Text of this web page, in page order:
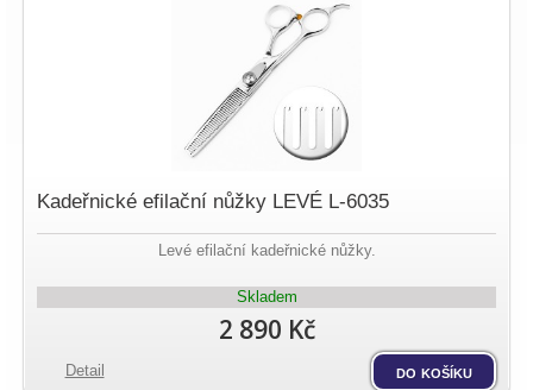
Kadeřnické efilační nůžky LEVÉ L-6035
Levé efilační kadeřnické nůžky.
Skladem
2 890 Kč
Detail do košíku